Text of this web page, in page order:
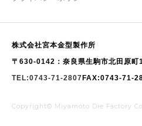
株式会社宮本金型製作所
〒630-0142：奈良県生駒市北田原町
TEL:0743-71-2807 FAX:0743-71-
Copyright© Miyamoto Die Factory